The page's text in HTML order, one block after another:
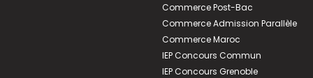
Commerce Post-Bac
Commerce Admission Parallèle
Commerce Maroc
IEP Concours Commun
IEP Concours Grenoble